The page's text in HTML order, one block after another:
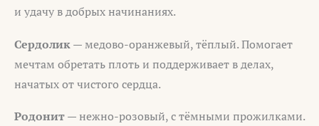
и удачу в добрых начинаниях.
Сердолик— медово-оранжевый, тёплый. Помогает
мечтам обретать плоть и поддерживает в делах,
начатых от чистого сердца.
Родонит— нежно-розовый, с тёмными прожилками.